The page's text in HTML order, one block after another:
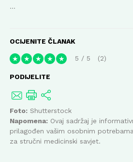
...
OCIJENITE ČLANAK
★ ★ ★ ★ ★ 5 / 5 2
PODIJELITE
Foto: Shutterstock
Napomena: Ovaj sadržaj je
prilagođen vašim osobnim
za stručni medicinski savjet.